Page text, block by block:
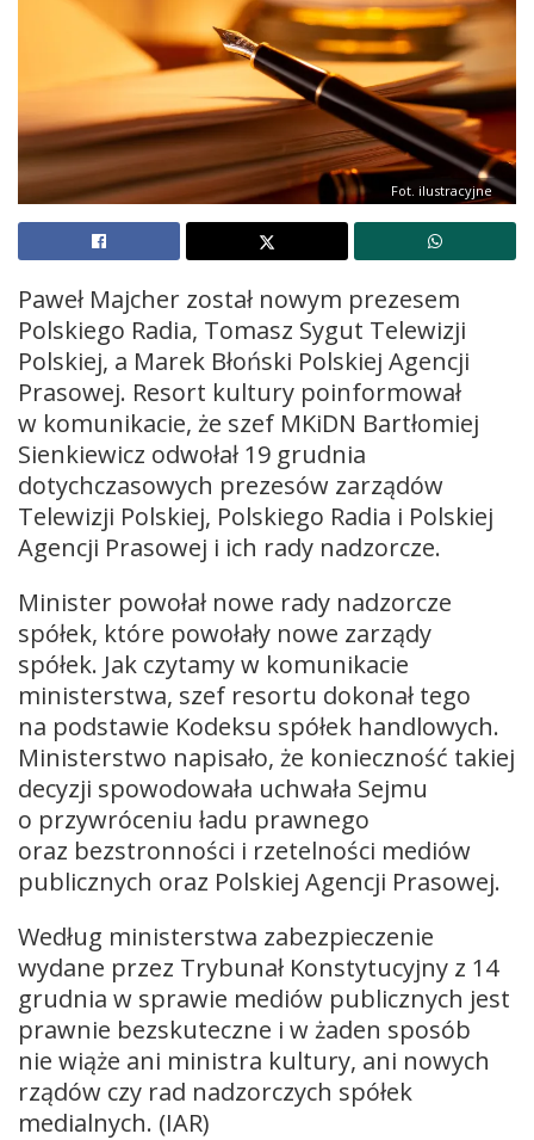
Fot. ilustracyjne
Paweł Majcher został nowym prezesem
Polskiego Radia, Tomasz Sygut Telewizji
Polskiej, a Marek Błoński Polskiej Agencji
Prasowej. Resort kultury poinformował
w komunikacie, że szef MKiDN Bartłomiej
Sienkiewicz odwołał 19 grudnia
dotychczasowych prezesów zarządów
Telewizji Polskiej, Polskiego Radia i Polskiej
Agencji Prasowej i ich rady nadzorcze.
Minister powołał nowe rady nadzorcze
spółek, które powołały nowe zarządy
spółek. Jak czytamy w komunikacie
ministerstwa, szef resortu dokonał tego
na podstawie Kodeksu spółek handlowych.
Ministerstwo napisało, że konieczność takiej
decyzji spowodowała uchwała Sejmu
o przywróceniu ładu prawnego
oraz bezstronności i rzetelności mediów
publicznych oraz Polskiej Agencji Prasowej.
Według ministerstwa zabezpieczenie
wydane przez Trybunał Konstytucyjny z 14
grudnia w sprawie mediów publicznych jest
prawnie bezskuteczne i w żaden sposób
nie wiąże ani ministra kultury, ani nowych
rządów czy rad nadzorczych spółek
medialnych. (IAR)